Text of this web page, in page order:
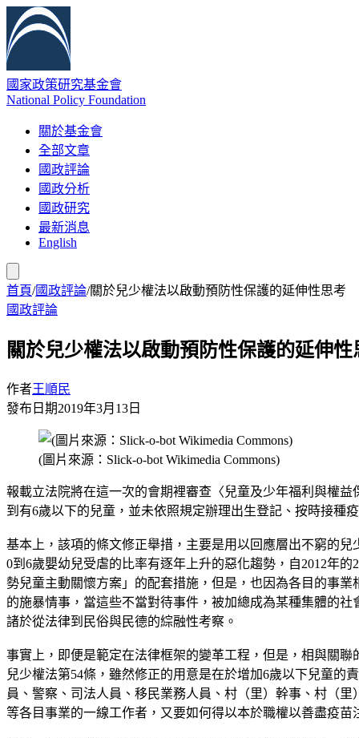
國家政策研究基金會
National Policy Foundation
關於基金會
全部文章
國政評論
國政分析
國政研究
最新消息
English
首頁/國政評論/關於兒少權法以啟動預防性保護的延伸性思考
國政評論
關於兒少權法以啟動預防性保護的延伸性
作者王順民
發布日期2019年3月13日
(圖片來源：Slick-o-bot Wikimedia Commons)
報載立法院將在這一次的會期裡審查〈兒童及少年福利與權
到有6歲以下的兒童，並未依照規定辦理出生登記、按時接種
基本上，該項的條文修正舉措，主要是用以回應層出不窮的
0到6歲嬰幼兒受虐的比率有逐年上升的惡化趨勢，自2012年
勢兒童主動關懷方案」的配套措施，但是，也因為各目的事
的施暴情事，當這些不當對待事件，被加總成為某種集體的
諸於從法律到民俗與民德的綜融性考察。
事實上，即便是範定在法律框架的變革工程，但是，相與關
兒少權法第54條，雖然修正的用意是在於增加6歲以下兒童
員、警察、司法人員、移民業務人員、村（里）幹事、村（
等各目事業的一線工作者，又要如何得以本於職權以善盡疫苗